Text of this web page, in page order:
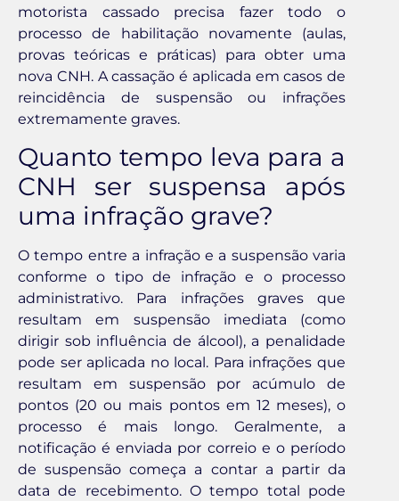
motorista cassado precisa fazer todo o
processo de habilitação novamente (aulas,
provas teóricas e práticas) para obter uma
nova CNH. A cassação é aplicada em casos de
reincidência de suspensão ou infrações
extremamente graves.
Quanto tempo leva para a
CNH ser suspensa após
uma infração grave?
O tempo entre a infração e a suspensão varia
conforme o tipo de infração e o processo
administrativo. Para infrações graves que
resultam em suspensão imediata (como
dirigir sob influência de álcool), a penalidade
pode ser aplicada no local. Para infrações que
resultam em suspensão por acúmulo de
pontos (20 ou mais pontos em 12 meses), o
processo é mais longo. Geralmente, a
notificação é enviada por correio e o período
de suspensão começa a contar a partir da
data de recebimento. O tempo total pode